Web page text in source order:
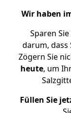
Wir haben
Sparen
darum, dass
Zögern Sie
heute, um
Füllen Sie